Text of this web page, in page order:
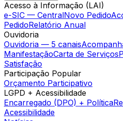
Acesso à Informação (LAI)
e-SIC — CentralNovo Pedido
PedidoRelatório Anual
Ouvidoria
Ouvidoria — 5 canais
ManifestaçãoCarta de Serviços
Satisfação
Participação Popular
Orçamento Participativo
LGPD + Acessibilidade
Encarregado (DPO) + Política
Acessibilidade